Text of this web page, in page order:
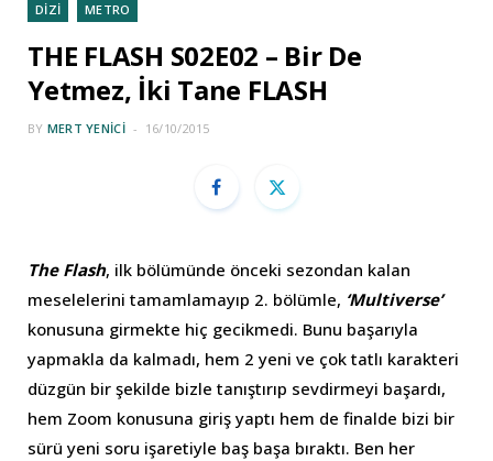
DİZİ METRO
THE FLASH S02E02 – Bir De
Yetmez, İki Tane FLASH
BY MERT YENICI 16/10/2015
The Flash, ilk bölümünde önceki sezondan kalan
meselelerini tamamlamayıp 2. bölümle, ‘Multiverse’
konusuna girmekte hiç gecikmedi. Bunu başarıyla
yapmakla da kalmadı, hem 2 yeni ve çok tatlı karakteri
düzgün bir şekilde bizle tanıştırıp sevdirmeyi başardı,
hem Zoom konusuna giriş yaptı hem de finalde bizi bir
sürü yeni soru işaretiyle baş başa bıraktı. Ben her